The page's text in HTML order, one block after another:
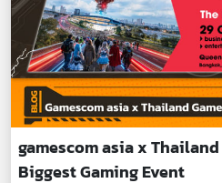
gamescom asia x Thailand
Biggest Gaming Event